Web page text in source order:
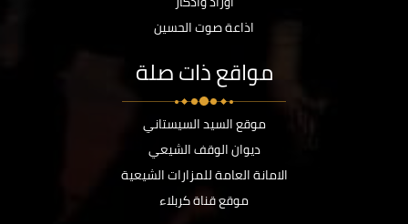
اذاعة صوت الحسين
مواقع ذات صلة
موقع السيد السيستاني
ديوان الوقف الشيعي
الامانة العامة للمزارات الشيعية
موقع قناة كربلاء